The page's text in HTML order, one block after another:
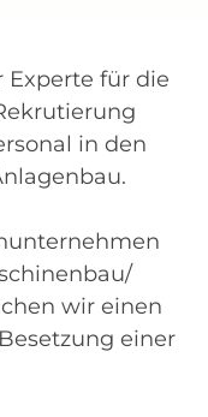
Experte für die
in den
wir einen
einer